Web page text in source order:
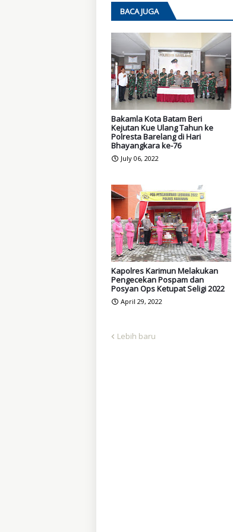
BACA JUGA
Bakamla Kota Batam Beri
Kejutan Kue Ulang Tahun ke
Polresta Barelang di Hari
Bhayangkara ke-76
July 06, 2022
Kapolres Karimun Melakukan
Pengecekan Pospam dan
Posyan Ops Ketupat Seligi 2022
April 29, 2022
Lebih baru